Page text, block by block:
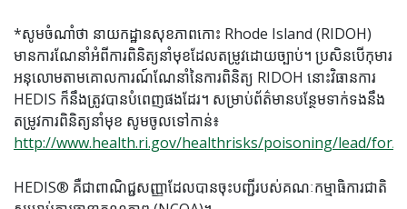
*សូមចំណាំថា នាយកដ្ឋានសុខភាពកោះ Rhode Island (RIDOH)
មានការណែនាំអំពីការពិនិត្យនាំមុខដែលតម្រូវដោយច្បាប់។ ប្រសិនបើកុមារ
អនុលោមតាមគោលការណ៍ណែនាំនៃការពិនិត្យ RIDOH នោះវិធានការ
HEDIS ក៏នឹងត្រូវបានបំពេញផងដែរ។ សម្រាប់ព័ត៌មានបន្ថែមទាក់ទងនឹង
តម្រូវការពិនិត្យនាំមុខ សូមចូលទៅកាន់៖
http://www.health.ri.gov/healthrisks/poisoning/lead/for/
HEDIS® គឺជាពាណិជ្ជសញ្ញាដែលបានចុះបញ្ជីរបស់គណៈកម្មាធិការជាតិ